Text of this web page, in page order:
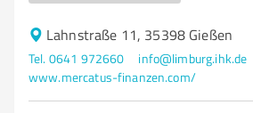
Lahnstraße 11, 35398 Gießen
Tel. 0641 972660
info@limburg.ihk.de
www.mercatus-finanzen.com/